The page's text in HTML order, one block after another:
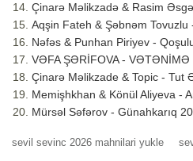
Çinarə Məlikzadə & Rasim
Aqşin Fateh & Şəbnəm Tovuzlu
Nəfəs & Punhan Piriyev -
VƏFA ŞƏRİFOVA - VƏTƏNİMƏ
Çinarə Məlikzade & Topic - Tut
Memişhkhan & Könül Aliyeva -
Mürsəl Səfərov - Günahkarıq
sevil sevinc 2026 mahnilari yukle